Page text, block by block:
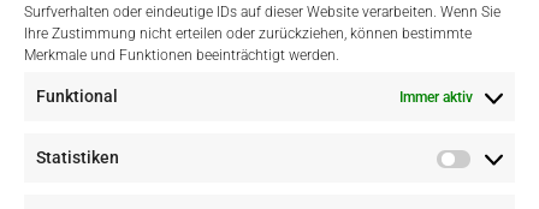
Surfverhalten oder eindeutige IDs auf dieser Website verarbeiten. Wenn Sie
Ihre Zustimmung nicht erteilen oder zurückziehen, können bestimmte
Merkmale und Funktionen beeinträchtigt werden.
Funktional Immer aktiv
Statistiken
Einfach Online Bezahlen